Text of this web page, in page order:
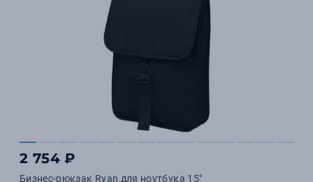
2 754 ₽
Бизнес-рюкзак Ryan для ноутбука 15"